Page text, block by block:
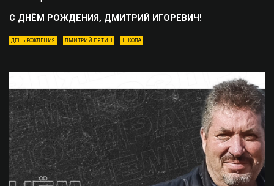
С ДНЁМ РОЖДЕНИЯ, ДМИТРИЙ ИГОРЕВИЧ!
ДЕНЬ РОЖДЕНИЯ ДМИТРИЙ ПЯТИН ШКОЛА